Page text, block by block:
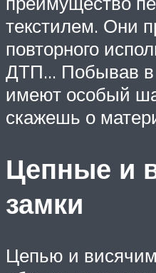
текстилем. Они
повторного
ДТП… Побывав в
имеют особый
скажешь о
Цепные и
замки
Цепью и